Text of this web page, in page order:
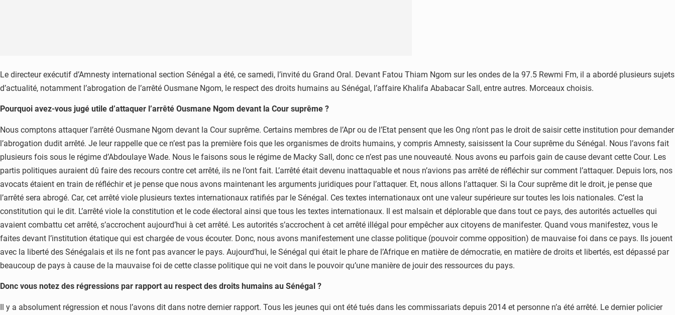
Le directeur exécutif d’Amnesty international section Sénégal a été, ce samedi, l’invité du Grand Oral. Devant Fatou Thiam Ngom sur les ondes de la 97.5 Rewmi Fm, il a abordé plusieurs sujets
d’actualité, notamment l’abrogation de l’arrêté Ousmane Ngom, le respect des droits humains au Sénégal, l’affaire Khalifa Ababacar Sall, entre autres. Morceaux choisis.
Pourquoi avez-vous jugé utile d’attaquer l’arrêté Ousmane Ngom devant la Cour suprême ?
Nous comptons attaquer l’arrêté Ousmane Ngom devant la Cour suprême. Certains membres de l’Apr ou de l’Etat pensent que les Ong n’ont pas le droit de saisir cette institution pour demander
l’abrogation dudit arrêté. Je leur rappelle que ce n’est pas la première fois que les organismes de droits humains, y compris Amnesty, saisissent la Cour suprême du Sénégal. Nous l’avons fait
plusieurs fois sous le régime d’Abdoulaye Wade. Nous le faisons sous le régime de Macky Sall, donc ce n’est pas une nouveauté. Nous avons eu parfois gain de cause devant cette Cour. Les
partis politiques auraient dû faire des recours contre cet arrêté, ils ne l’ont fait. L’arrêté était devenu inattaquable et nous n’avions pas arrêté de réfléchir sur comment l’attaquer. Depuis lors, nos
avocats étaient en train de réfléchir et je pense que nous avons maintenant les arguments juridiques pour l’attaquer. Et, nous allons l’attaquer. Si la Cour suprême dit le droit, je pense que
l’arrêté sera abrogé. Car, cet arrêté viole plusieurs textes internationaux ratifiés par le Sénégal. Ces textes internationaux ont une valeur supérieure sur toutes les lois nationales. C’est la
constitution qui le dit. L’arrêté viole la constitution et le code électoral ainsi que tous les textes internationaux. Il est malsain et déplorable que dans tout ce pays, des autorités actuelles qui
avaient combattu cet arrêté, s’accrochent aujourd’hui à cet arrêté. Les autorités s’accrochent à cet arrêté illégal pour empêcher aux citoyens de manifester. Quand vous manifestez, vous le
faites devant l’institution étatique qui est chargée de vous écouter. Donc, nous avons manifestement une classe politique (pouvoir comme opposition) de mauvaise foi dans ce pays. Ils jouent
avec la liberté des Sénégalais et ils ne font pas avancer le pays. Aujourd’hui, le Sénégal qui était le phare de l’Afrique en matière de démocratie, en matière de droits et libertés, est dépassé par
beaucoup de pays à cause de la mauvaise foi de cette classe politique qui ne voit dans le pouvoir qu’une manière de jouir des ressources du pays.
Donc vous notez des régressions par rapport au respect des droits humains au Sénégal ?
Il y a absolument régression et nous l’avons dit dans notre dernier rapport. Tous les jeunes qui ont été tués dans les commissariats depuis 2014 et personne n’a été arrêté. Le dernier policier